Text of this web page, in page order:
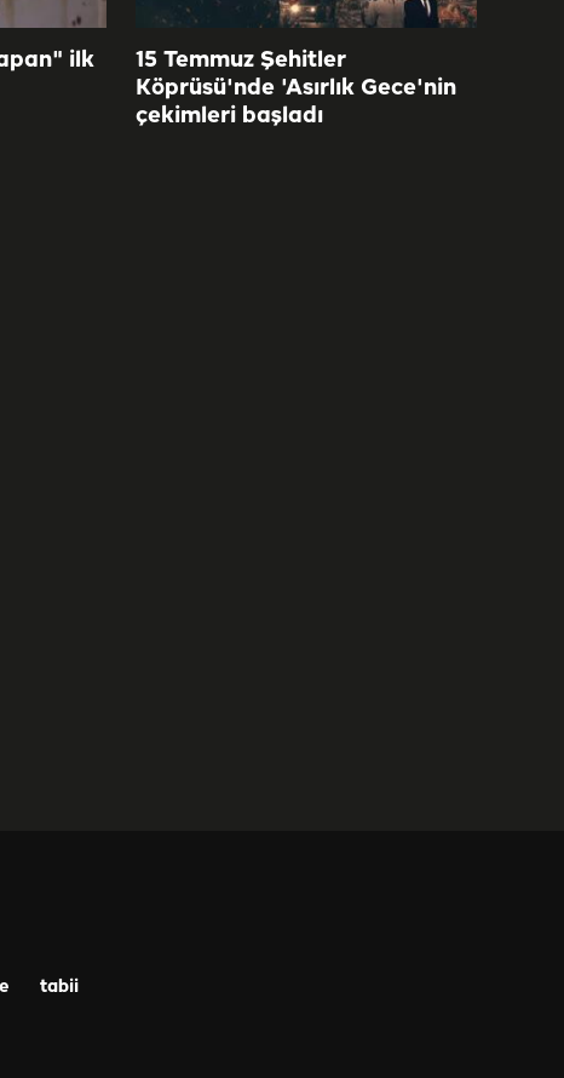
ilk
15 Temmuz Şehitler
Köprüsü'nde 'Asırlık Gece'nin
çekimleri başladı
tabii